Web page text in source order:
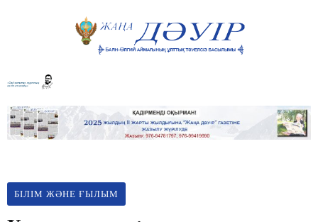
БІЛІМ ЖӘНЕ ҒЫЛЫМ